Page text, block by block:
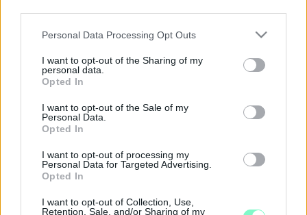
Please note that this website/app uses one or more Google
not limited to your visit or usage behaviour. You may click to
grant or deny consent to Google and its third-party tags to
use your data for below specified purposes in below Google
consent section.
Personal Data Processing Opt Outs
I want to opt-out of the Sharing of my
personal data.
Opted In
I want to opt-out of the Sale of my
Personal Data.
Opted In
I want to opt-out of processing my
Personal Data for Targeted Advertising.
Opted In
I want to opt-out of Collection, Use,
Retention, Sale, and/or Sharing of my
POLGÁRMESTER ÚR, A KISLAPÁT IDE KEVÉS
Mit tesz a legutóbbi vihar után Dézsi Csaba András, a
duguláselhárítás hőse?
2021. július. 12. 19:21
Csatornadugulási véleménycikk - avagy utánunk a
MAVÍZ: ELSŐSORBAN KLÍMAVÁLTOZÁS MIATT
NEM FOLYIK EL EGY-EGY NAGYOBB VIHAR UTÁN
2020. augusztus. 28. 15:12